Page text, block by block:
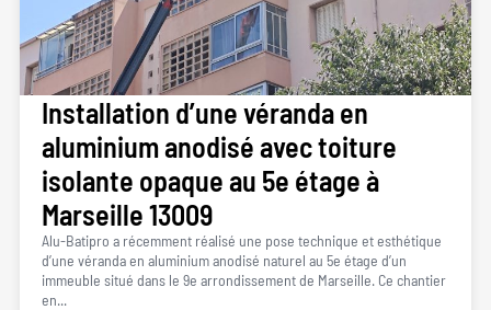
Installation d’une véranda en
aluminium anodisé avec toiture
isolante opaque au 5e étage à
Marseille 13009
Alu-Batipro a récemment réalisé une pose technique et esthétique
d’une véranda en aluminium anodisé naturel au 5e étage d’un
immeuble situé dans le 9e arrondissement de Marseille. Ce chantier
en...